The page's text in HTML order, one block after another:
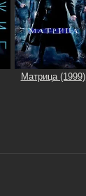
Матрица (1999)